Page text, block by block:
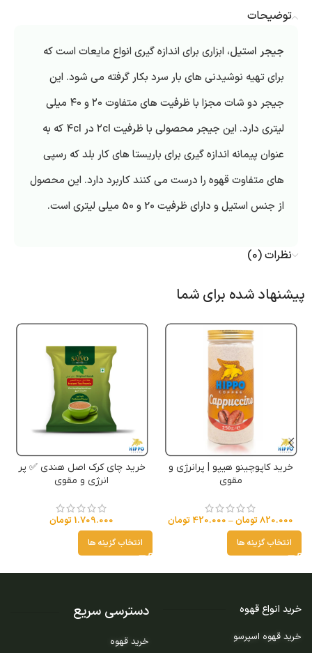
توضیحات
جیجر استیل، ابزاری برای اندازه گیری انواع مایعات است که
برای تهیه نوشیدنی های بار سرد بکار گرفته می شود. این
جیجر دو شات مجزا با ظرفیت های متفاوت ۲۰ و ۴۰ میلی
لیتری دارد. این جیجر محصولی با ظرفیت ۲cl در ۴cl که به
عنوان پیمانه اندازه گیری برای باریستا های کار بلد که رسپی
های متفاوت قهوه را درست می کنند کاربرد دارد. این محصول
از جنس استیل و دارای ظرفیت 20 و 50 میلی لیتری است.
نظرات (0)
پیشنهاد شده برای شما
خرید کاپوچینو هیپو | پرانرژی و
مقوی
820.000تومان–
420.000 تومان
انتخاب گزینه ها
خرید چای کرک اصل هندی ✅ پر
انرژی و مقوی
1.709.000 تومان
انتخاب گزینه ها
خرید انواع قهوه
خرید قهوه اسپرسو
دسترسی سریع
خرید قهوه